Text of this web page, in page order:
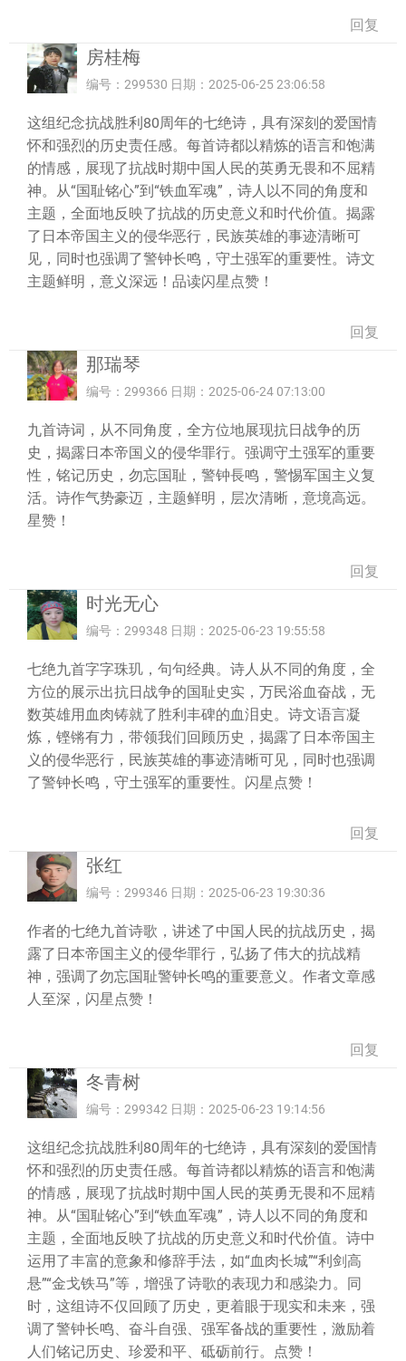
回复
房桂梅
编号：299530 日期：2025-06-25 23:06:58
这组纪念抗战胜利80周年的七绝诗，具有深刻的爱国情
怀和强烈的历史责任感。每首诗都以精炼的语言和饱满
的情感，展现了抗战时期中国人民的英勇无畏和不屈精
神。从“国耻铭心”到“铁血军魂”，诗人以不同的角度和
主题，全面地反映了抗战的历史意义和时代价值。揭露
了日本帝国主义的侵华恶行，民族英雄的事迹清晰可
见，同时也强调了警钟长鸣，守土强军的重要性。诗文
主题鲜明，意义深远！品读闪星点赞！
回复
那瑞琴
编号：299366 日期：2025-06-24 07:13:00
九首诗词，从不同角度，全方位地展现抗日战争的历
史，揭露日本帝国义的侵华罪行。强调守土强军的重要
性，铭记历史，勿忘国耻，警钟長鸣，警惕军国主义复
活。诗作气势豪迈，主题鲜明，层次清晰，意境高远。
星赞！
回复
时光无心
编号：299348 日期：2025-06-23 19:55:58
七绝九首字字珠玑，句句经典。诗人从不同的角度，全
方位的展示出抗日战争的国耻史实，万民浴血奋战，无
数英雄用血肉铸就了胜利丰碑的血泪史。诗文语言凝
炼，铿锵有力，带领我们回顾历史，揭露了日本帝国主
义的侵华恶行，民族英雄的事迹清晰可见，同时也强调
了警钟长鸣，守土强军的重要性。闪星点赞！
回复
张红
编号：299346 日期：2025-06-23 19:30:36
作者的七绝九首诗歌，讲述了中国人民的抗战历史，揭
露了日本帝国主义的侵华罪行，弘扬了伟大的抗战精
神，强调了勿忘国耻警钟长鸣的重要意义。作者文章感
人至深，闪星点赞！
回复
冬青树
编号：299342 日期：2025-06-23 19:14:56
这组纪念抗战胜利80周年的七绝诗，具有深刻的爱国情
怀和强烈的历史责任感。每首诗都以精炼的语言和饱满
的情感，展现了抗战时期中国人民的英勇无畏和不屈精
神。从“国耻铭心”到“铁血军魂”，诗人以不同的角度和
主题，全面地反映了抗战的历史意义和时代价值。诗中
运用了丰富的意象和修辞手法，如“血肉长城”“利剑高
悬”“金戈铁马”等，增强了诗歌的表现力和感染力。同
时，这组诗不仅回顾了历史，更着眼于现实和未来，强
调了警钟长鸣、奋斗自强、强军备战的重要性，激励着
人们铭记历史、珍爱和平、砥砺前行。点赞！